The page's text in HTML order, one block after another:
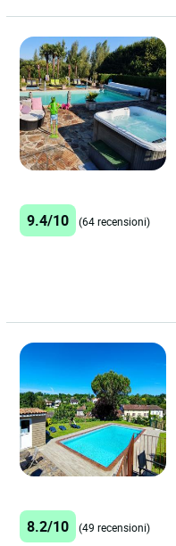
9.4/10 (64 recensioni)
8.2/10 (49 recensioni)